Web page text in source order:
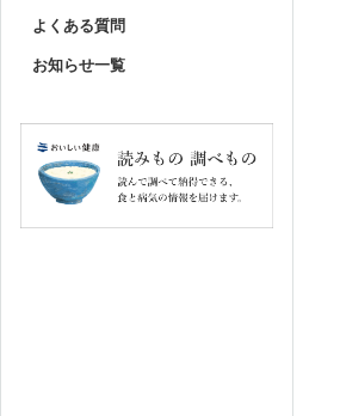
よくある質問
お知らせ一覧